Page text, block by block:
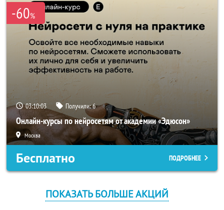
-60%
03:10:03 Получили:6
Онлайн-курсы по нейросетям от академии «Эдюсон»
Москва
Бесплатно ПОДРОБНЕЕ
ПОКАЗАТЬ БОЛЬШЕ АКЦИЙ